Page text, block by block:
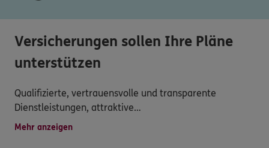
Versicherungen sollen Ihre Pläne
unterstützen
Qualifizierte, vertrauensvolle und transparente
Dienstleistungen, attraktive
Versicherungsprodukte,persönliche Betreuung, schnelle
Mehr anzeigen